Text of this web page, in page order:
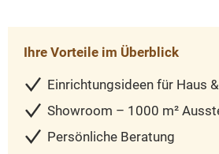
Ihre Vorteile im Überblick
Einrichtungsideen für Haus
Showroom – 1000 m²
Persönliche Beratung